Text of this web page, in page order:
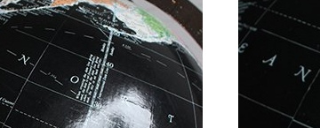
Lighting
照明
Clock
時計